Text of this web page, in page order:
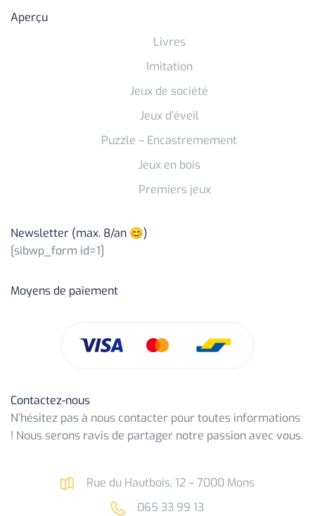
Aperçu
Livres
Imitation
Jeux de société
Jeux d’éveil
Puzzle – Encastremement
Jeux en bois
Premiers jeux
Newsletter (max. 8/an 😊)
[sibwp_form id=1]
Moyens de paiement
Contactez-nous
N’hésitez pas à nous contacter pour toutes informations
! Nous serons ravis de partager notre passion avec vous.
Rue du Hautbois, 12 – 7000 Mons
065 33 99 13